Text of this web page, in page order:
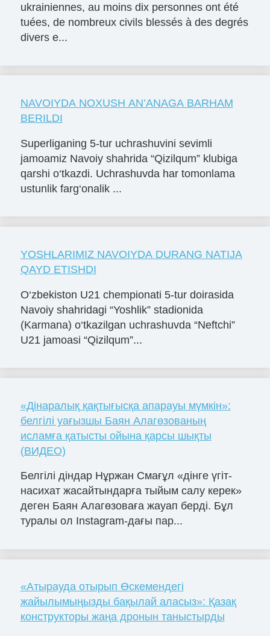
ukrainiennes, au moins dix personnes ont été
tuées, de nombreux civils blessés à des degrés
divers e...
NAVOIYDA NOXUSH AN’ANAGA BARHAM
BERILDI
Superliganing 5-tur uchrashuvini sevimli
jamoamiz Navoiy shahrida “Qizilqum” klubiga
qarshi o‘tkazdi. Uchrashuvda har tomonlama
ustunlik farg‘onalik ...
YOSHLARIMIZ NAVOIYDA DURANG NATIJA
QAYD ETISHDI
O‘zbekiston U21 chempionati 5-tur doirasida
Navoiy shahridagi “Yoshlik” stadionida
(Karmana) o‘tkazilgan uchrashuvda “Neftchi”
U21 jamoasi “Qizilqum”...
«Дінаралық қақтығысқа апарауы мүмкін»:
белгілі уағызшы Баян Алагөзованың
исламға қатысты ойына қарсы шықты
(ВИДЕО)
Белгілі діндар Нұржан Смағұл «дінге үгіт-
насихат жасайтындарға тыйым салу керек»
деген Баян Алагөзоваға жауап берді. Бұл
туралы ол Instagram-дағы пар...
«Атырауда отырып Өскемендегі
жайылымыңызды бақылай аласыз»: Қазақ
конструкторы жаңа дронын таныстырды